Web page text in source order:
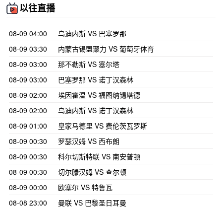
以往直播
08-09 04:00
乌迪内斯 VS 巴塞罗那
08-09 03:30
内蒙古锡盟聚力 VS 葡萄牙体育
08-09 03:00
那不勒斯 VS 塞尔塔
08-09 03:00
巴塞罗那 VS 诺丁汉森林
08-09 02:00
埃因霍温 VS 福图纳锡塔德
08-09 02:00
乌迪内斯 VS 诺丁汉森林
08-09 01:00
皇家马德里 VS 费伦茨瓦罗斯
08-09 00:30
罗瑟汉姆 VS 西布朗
08-09 00:30
科尔切斯特联 VS 南安普顿
08-09 00:30
切尔滕汉姆 VS 查尔顿
08-09 00:00
欧塞尔 VS 特鲁瓦
08-08 23:00
曼联 VS 巴黎圣日耳曼